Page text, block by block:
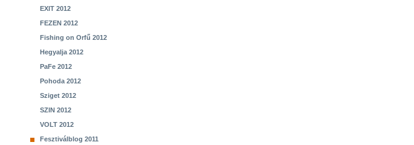
EXIT 2012
FEZEN 2012
Fishing on Orfű 2012
Hegyalja 2012
PaFe 2012
Pohoda 2012
Sziget 2012
SZIN 2012
VOLT 2012
Fesztiválblog 2011